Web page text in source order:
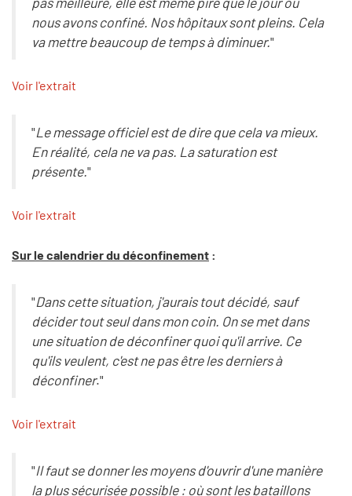
nous avons confiné. Nos hôpitaux sont pleins. Cela
va mettre beaucoup de temps à diminuer."
Voir l'extrait
"Le message officiel est de dire que cela va mieux.
En réalité, cela ne va pas. La saturation est
présente."
Voir l'extrait
Sur le calendrier du déconfinement :
"Dans cette situation, j'aurais tout décidé, sauf
décider tout seul dans mon coin. On se met dans
une situation de déconfiner quoi qu'il arrive. Ce
qu'ils veulent, c'est ne pas être les derniers à
déconfiner."
Voir l'extrait
"Il faut se donner les moyens d'ouvrir d'une manière
la plus sécurisée possible : où sont les bataillons